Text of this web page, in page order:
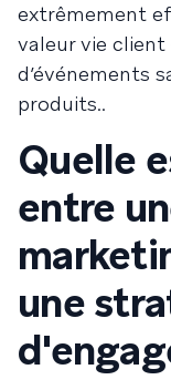
extrêmement
valeur vie
d’événements
produits..
Quelle
entre
une